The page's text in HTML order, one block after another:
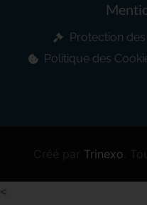
Protection
Politique des
Trinexo
<